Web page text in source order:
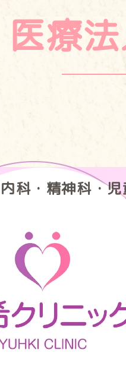
医療
科・精神科 ・
した女性医師が
人期の色々な心
りの状態に応じ
また、必要に応
家族や学校・支
します。